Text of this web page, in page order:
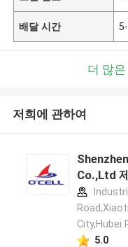
배달 시간
더 많
저희에 관하여
Co.,Ltd
City,Hubei
5.0